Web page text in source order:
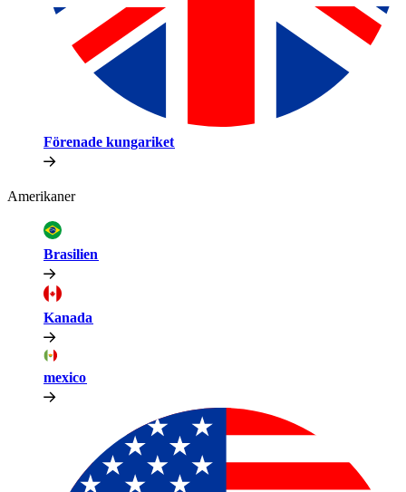
Förenade kungariket​​
Amerikaner​​
Brasilien​​
Kanada​​
mexico​​